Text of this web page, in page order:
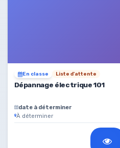
En classe Liste d'attente
Dépannage électrique 101
date à déterminer
À déterminer